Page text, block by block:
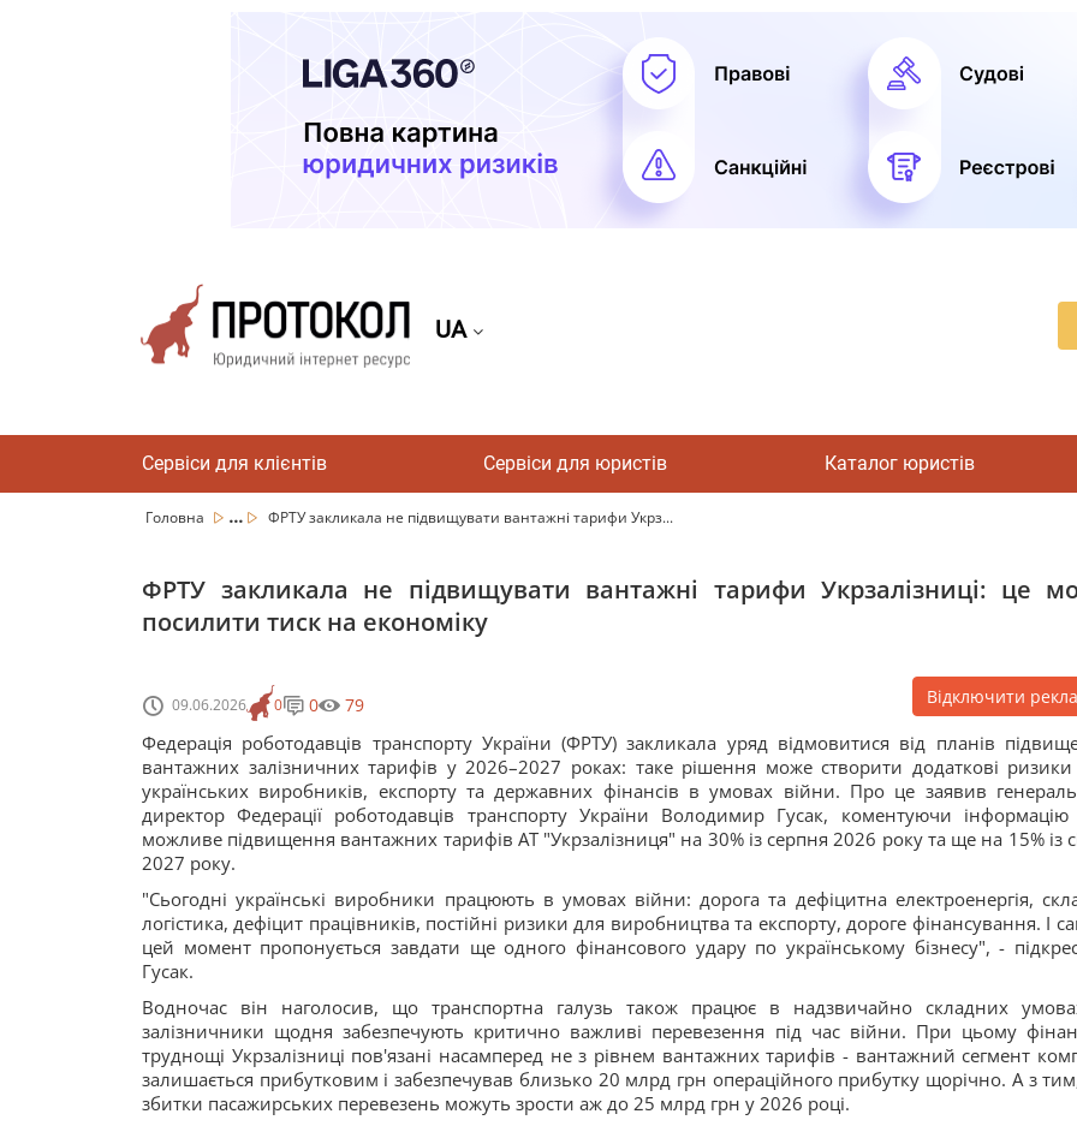
UA
Сервіси для клієнтів Сервіси для юристів Каталог юристів
Головна ... ФРТУ закликала не підвищувати вантажні тарифи Укрз...
ФРТУ закликала не підвищувати вантажні тарифи Укрзалізниці: це
посилити тиск на економіку
09.06.2026 0 0 79 Відключити
Федерація роботодавців транспорту України (ФРТУ) закликала уряд відмовитися від планів
вантажних залізничних тарифів у 2026–2027 роках: таке рішення може створити додаткові
українських виробників, експорту та державних фінансів в умовах війни. Про це заявив
директор Федерації роботодавців транспорту України Володимир Гусак, коментуючи
можливе підвищення вантажних тарифів АТ "Укрзалізниця" на 30% із серпня 2026 року та ще на 15% із
2027 року.
"Сьогодні українські виробники працюють в умовах війни: дорога та дефіцитна електроенергія,
логістика, дефіцит працівників, постійні ризики для виробництва та експорту, дороге фінансування. І
цей момент пропонується завдати ще одного фінансового удару по українському бізнесу", -
Гусак.
Водночас він наголосив, що транспортна галузь також працює в надзвичайно складних
залізничники щодня забезпечують критично важливі перевезення під час війни. При цьому
труднощі Укрзалізниці пов'язані насамперед не з рівнем вантажних тарифів - вантажний сегмент
залишається прибутковим і забезпечував близько 20 млрд грн операційного прибутку щорічно. А з
збитки пасажирських перевезень можуть зрости аж до 25 млрд грн у 2026 році.